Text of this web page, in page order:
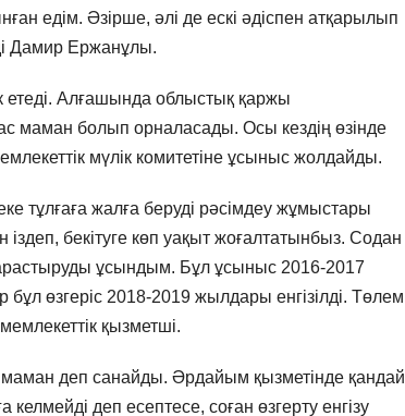
едім. Әзірше, әлі де ескі әдіспен атқарылып
Дамир Ержанұлы.
етеді. Алғашында облыстық қаржы
маман болып орналасады. Осы кездің өзінде
мүлік комитетіне ұсыныс жолдайды.
тұлғаға жалға беруді рәсімдеу жұмыстары
бекітуге көп уақыт жоғалтатынбыз. Содан
ұсындым. Бұл ұсыныс 2016-2017
өзгеріс 2018-2019 жылдары енгізілді. Төлем
қызметші.
маман деп санайды. Әрдайым қызметінде қандай
деп есептесе, соған өзгерту енгізу